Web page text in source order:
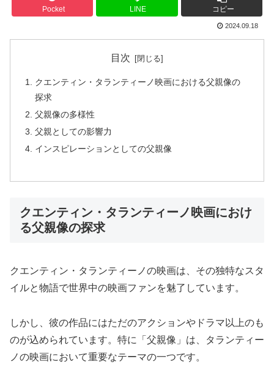
Pocket LINE コピー
2024.09.18
目次
クエンティン・タランティーノ映画における父親像の
探求
父親像の多様性
父親としての影響力
インスピレーションとしての父親像
クエンティン・タランティーノ映画におけ
る父親像の探求
クエンティン・タランティーノの映画は、その独特なスタ
イルと物語で世界中の映画ファンを魅了しています。
しかし、彼の作品にはただのアクションやドラマ以上のも
のが込められています。特に「父親像」は、タランティー
ノの映画において重要なテーマの一つです。